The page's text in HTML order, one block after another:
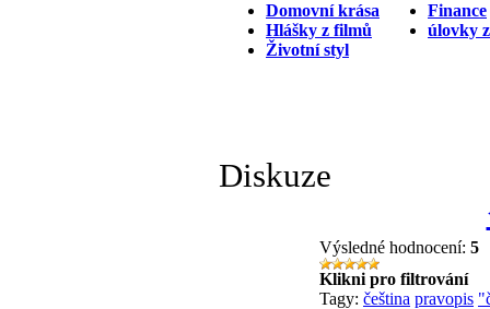
Domovní krása
Hlášky z filmů
Životní styl
Finance
úlovky
Diskuze
Výsledné hodnocení: 5
Klikni pro filtrování
Tagy: čeština pravopis